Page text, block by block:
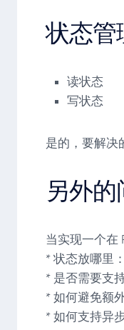
状态管
读状态
写状态
是的，要解决
另外的
当实现一个在
* 状态放哪里
* 是否需要支
* 如何避免额
* 如何支持异